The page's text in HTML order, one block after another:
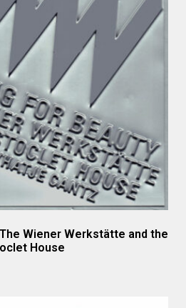
Wiener Werkstätte and the
House